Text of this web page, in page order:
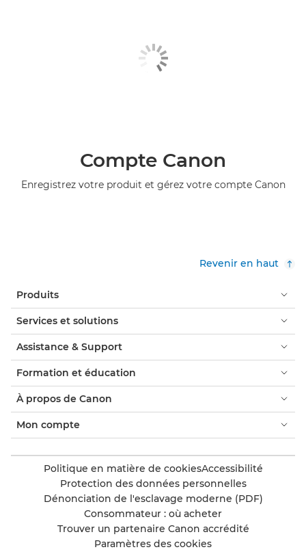
Compte Canon
Enregistrez votre produit et gérez votre compte Canon
Revenir en haut
Produits
Services et solutions
Assistance & Support
Formation et éducation
À propos de Canon
Mon compte
Politique en matière de cookiesAccessibilité
Protection des données personnelles
Dénonciation de l'esclavage moderne (PDF)
Consommateur : où acheter
Trouver un partenaire Canon accrédité
Paramètres des cookies